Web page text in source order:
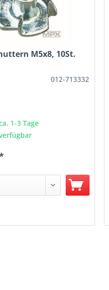
M5x8, 10St.
012-713332
1-3 Tage